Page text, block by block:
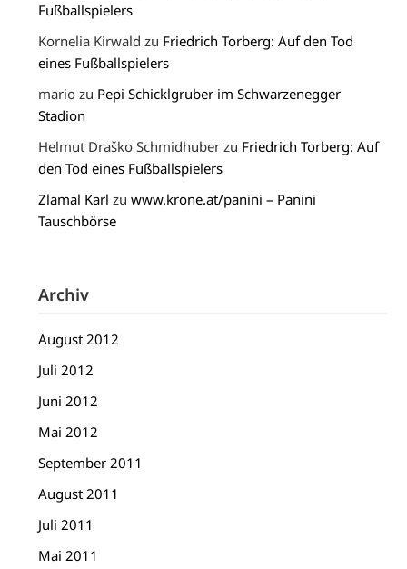
Fußballspielers
Kornelia Kirwald zu Friedrich Torberg: Auf den Tod
eines Fußballspielers
mario zu Pepi Schicklgruber im Schwarzenegger
Stadion
Helmut Draško Schmidhuber zu Friedrich Torberg: Auf
den Tod eines Fußballspielers
Zlamal Karl zuwww.krone.at/panini – Panini
Tauschbörse
Archiv
August 2012
Juli 2012
Juni 2012
Mai 2012
September 2011
August 2011
Juli 2011
Mai 2011